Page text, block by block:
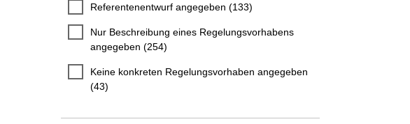
Referentenentwurf angegeben (133)
Nur Beschreibung eines Regelungsvorhabens
angegeben (254)
Keine konkreten Regelungsvorhaben angegeben
(43)